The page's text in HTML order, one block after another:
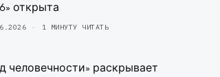
открыта
1 МИНУТУ ЧИТАТЬ
человечности» раскрывает